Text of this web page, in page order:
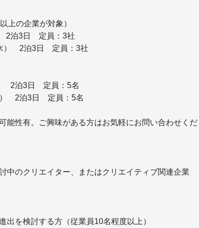
上の企業が対象）
2泊3日 定員：3社
） 2泊3日 定員：3社
2泊3日 定員：5名
） 2泊3日 定員：5名
能性有。ご興味がある方はお気軽にお問い合わせくだ
中のクリエイター、またはクリエイティブ関連企業
出を検討する方（従業員10名程度以上）